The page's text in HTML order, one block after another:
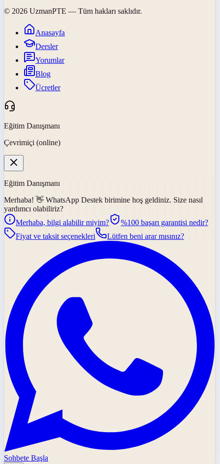
© 2026 UzmanPTE — Tüm hakları saklıdır.
Anasayfa
Dersler
Yorumlar
Blog
Ücretler
Eğitim Danışmanı
Çevrimiçi (online)
Eğitim Danışmanı
Merhaba! 👋 WhatsApp Destek birimine hoş geldiniz. Size nasıl
yardımcı olabiliriz?
Merhaba, bilgi alabilir miyim?
%100 başarı garantisi nedir?
Fiyat ve taksit seçenekleri
Lütfen beni arar mısınız?
Sohbete Başla